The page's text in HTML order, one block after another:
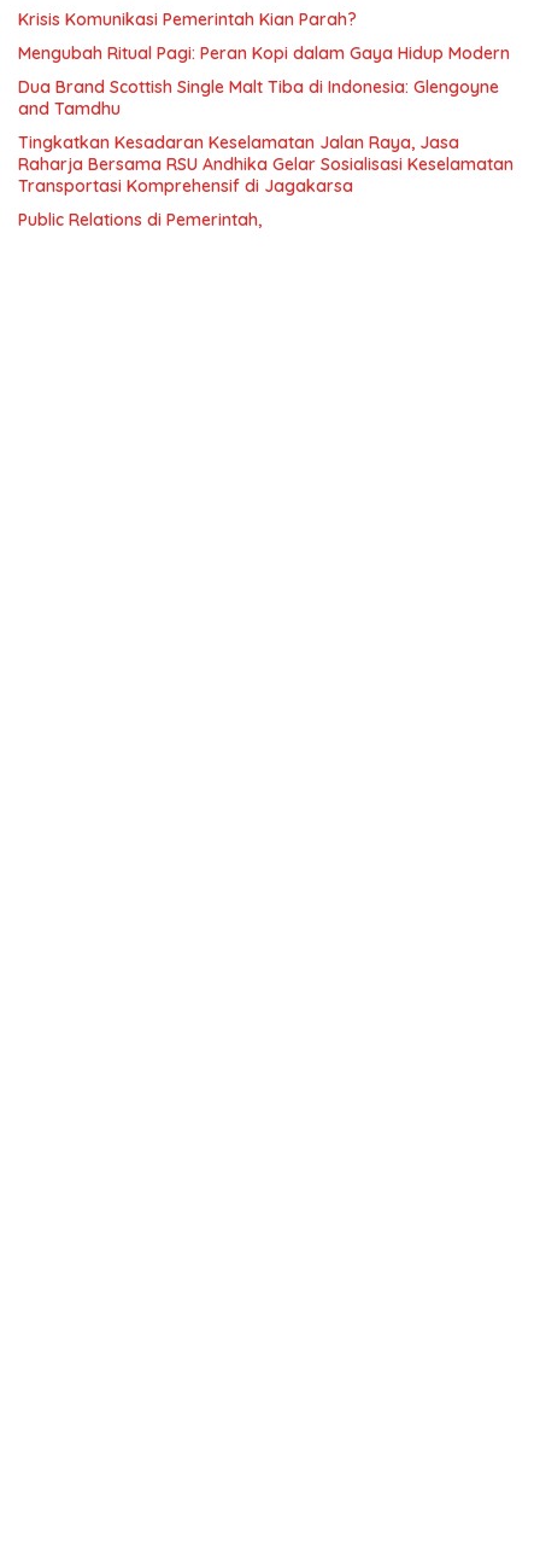
Krisis Komunikasi Pemerintah Kian Parah?
Mengubah Ritual Pagi: Peran Kopi dalam Gaya Hidup Modern
Dua Brand Scottish Single Malt Tiba di Indonesia: Glengoyne
and Tamdhu
Tingkatkan Kesadaran Keselamatan Jalan Raya, Jasa
Raharja Bersama RSU Andhika Gelar Sosialisasi Keselamatan
Transportasi Komprehensif di Jagakarsa
Public Relations di Pemerintah,